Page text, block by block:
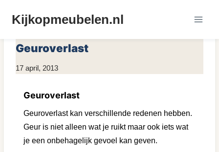
naarKijkopmeubelen.nl
Geuroverlast
Door
17 april, 2013
Geuroverlast
Geuroverlast kan verschillende redenen hebben.
Geur is niet alleen wat je ruikt maar ook iets wat
je een onbehagelijk gevoel kan geven.